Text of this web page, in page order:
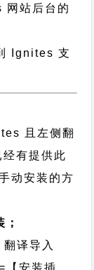
网站后台的
Ignites 支
且左侧翻
有提供此
动安装的方
翻译导入
【安装插